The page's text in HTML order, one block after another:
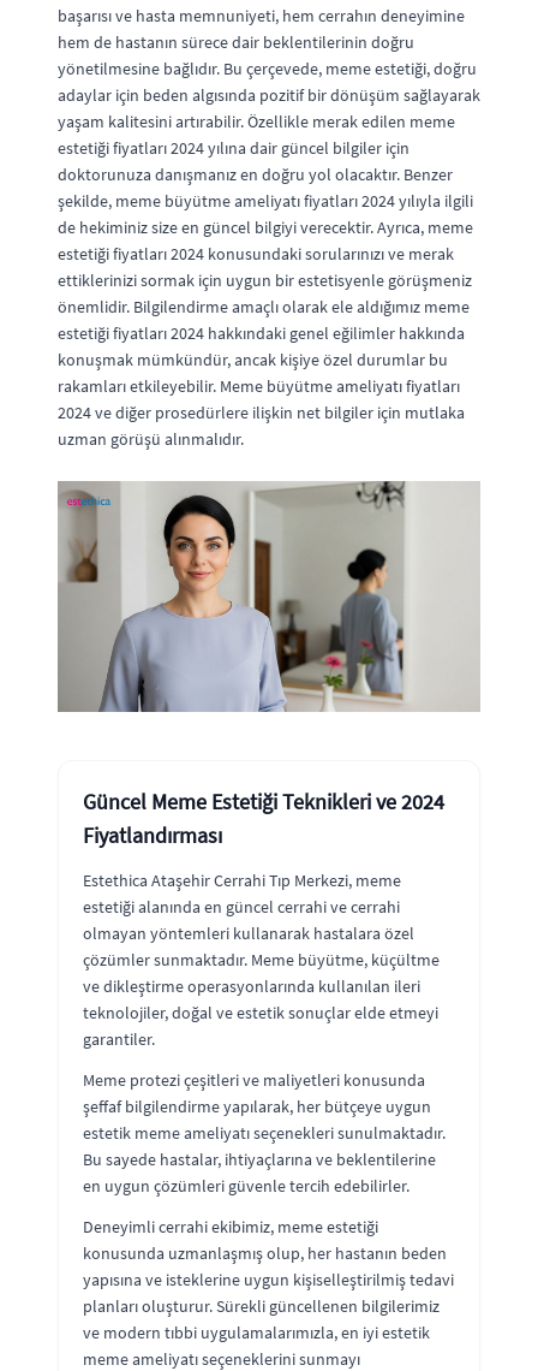
başarısı ve hasta memnuniyeti, hem cerrahın deneyimine
hem de hastanın sürece dair beklentilerinin doğru
yönetilmesine bağlıdır. Bu çerçevede, meme estetiği, doğru
adaylar için beden algısında pozitif bir dönüşüm sağlayarak
yaşam kalitesini artırabilir. Özellikle merak edilen meme
estetiği fiyatları 2024 yılına dair güncel bilgiler için
doktorunuza danışmanız en doğru yol olacaktır. Benzer
şekilde, meme büyütme ameliyatı fiyatları 2024 yılıyla ilgili
de hekiminiz size en güncel bilgiyi verecektir. Ayrıca, meme
estetiği fiyatları 2024 konusundaki sorularınızı ve merak
ettiklerinizi sormak için uygun bir estetisyenle görüşmeniz
önemlidir. Bilgilendirme amaçlı olarak ele aldığımız meme
estetiği fiyatları 2024 hakkındaki genel eğilimler hakkında
konuşmak mümkündür, ancak kişiye özel durumlar bu
rakamları etkileyebilir. Meme büyütme ameliyatı fiyatları
2024 ve diğer prosedürlere ilişkin net bilgiler için mutlaka
uzman görüşü alınmalıdır.
Güncel Meme Estetiği Teknikleri ve 2024
Fiyatlandırması
Estethica Ataşehir Cerrahi Tıp Merkezi, meme
estetiği alanında en güncel cerrahi ve cerrahi
olmayan yöntemleri kullanarak hastalara özel
çözümler sunmaktadır. Meme büyütme, küçültme
ve dikleştirme operasyonlarında kullanılan ileri
teknolojiler, doğal ve estetik sonuçlar elde etmeyi
garantiler.
Meme protezi çeşitleri ve maliyetleri konusunda
şeffaf bilgilendirme yapılarak, her bütçeye uygun
estetik meme ameliyatı seçenekleri sunulmaktadır.
Bu sayede hastalar, ihtiyaçlarına ve beklentilerine
en uygun çözümleri güvenle tercih edebilirler.
Deneyimli cerrahi ekibimiz, meme estetiği
konusunda uzmanlaşmış olup, her hastanın beden
yapısına ve isteklerine uygun kişiselleştirilmiş tedavi
planları oluşturur. Sürekli güncellenen bilgilerimiz
ve modern tıbbi uygulamalarımızla, en iyi estetik
meme ameliyatı seçeneklerini sunmayı